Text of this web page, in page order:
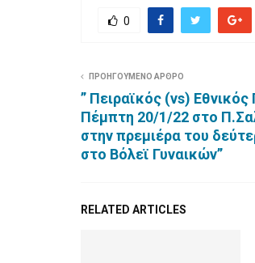
0
ΠΡΟΗΓΟΥΜΕΝΟ ΑΡΘΡΟ
” Πειραϊκός (vs) Εθνικός
Πέμπτη 20/1/22 στο
στην πρεμιέρα του
στο Βόλεϊ Γυναικών”
RELATED ARTICLES